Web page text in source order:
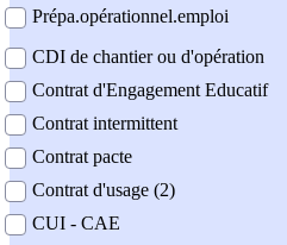
Prépa.opérationnel.emploi
CDI de chantier ou d'opération
Contrat d'Engagement Educatif
Contrat intermittent
Contrat pacte
Contrat d'usage (2)
CUI - CAE